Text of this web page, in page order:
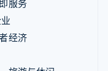
服务
经济